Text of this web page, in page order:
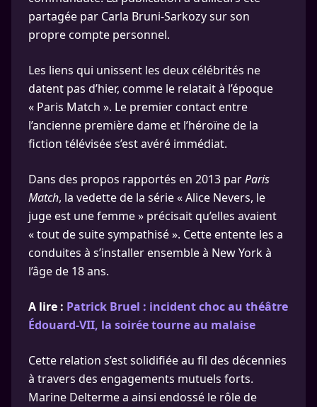
partagée par Carla Bruni-Sarkozy sur son
propre compte personnel.
Les liens qui unissent les deux célébrités ne
datent pas d’hier, comme le relatait à l’époque
« Paris Match ». Le premier contact entre
l’ancienne première dame et l’héroïne de la
fiction télévisée s’est avéré immédiat.
Dans des propos rapportés en 2013 parParis
Match, la vedette de la série « Alice Nevers, le
juge est une femme » précisait qu’elles avaient
« tout de suite sympathisé ». Cette entente les a
conduites à s’installer ensemble à New York à
l’âge de 18 ans.
A lire : Patrick Bruel : incident choc au théâtre
Édouard-VII, la soirée tourne au malaise
Cette relation s’est solidifiée au fil des décennies
à travers des engagements mutuels forts.
Marine Delterme a ainsi endossé le rôle de